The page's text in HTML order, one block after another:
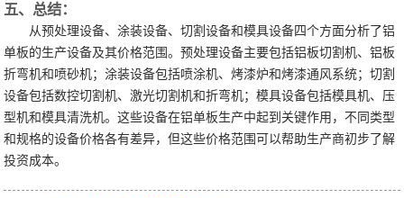
五、总结：
从预处理设备、涂装设备、切割设备和模具设备四个方面分析了铝
单板的生产设备及其价格范围。预处理设备主要包括铝板切割机、铝板
折弯机和喷砂机；涂装设备包括喷涂机、烤漆炉和烤漆通风系统；切割
设备包括数控切割机、激光切割机和折弯机；模具设备包括模具机、压
型机和模具清洗机。这些设备在铝单板生产中起到关键作用，不同类型
和规格的设备价格各有差异，但这些价格范围可以帮助生产商初步了解
投资成本。